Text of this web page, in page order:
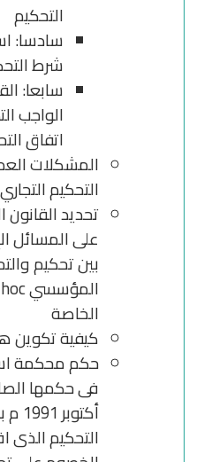
التحكيم
سادسا:
شرط
سابعا:
الواجب
اتفاق
المشكلات
التحكيم التجاري
تحديد القانون
على المسائل
بين تحكيم
الخاصة
كيفية تكوين
حكم محكمة
التحكيم الذى